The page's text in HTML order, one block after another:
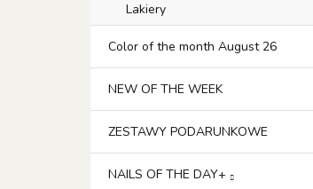
Lakiery
Color of the month August 26
NEW OF THE WEEK
ZESTAWY PODARUNKOWE
NAILS OF THE DAY+